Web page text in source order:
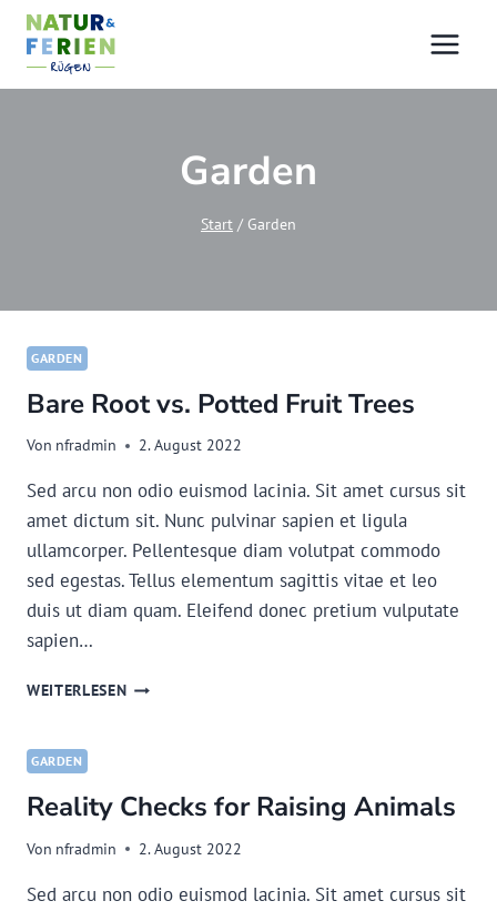
Zum
Inhalt
springen
Garden
Start / Garden
GARDEN
Bare Root vs. Potted Fruit Trees
Von nfradmin 2. August 2022
Sed arcu non odio euismod lacinia. Sit amet cursus sit
amet dictum sit. Nunc pulvinar sapien et ligula
ullamcorper. Pellentesque diam volutpat commodo
sed egestas. Tellus elementum sagittis vitae et leo
duis ut diam quam. Eleifend donec pretium vulputate
sapien…
WEITERLESENBARE
TREES
GARDEN
Reality Checks for Raising Animals
Von nfradmin 2. August 2022
Sed arcu non odio euismod lacinia. Sit amet cursus sit